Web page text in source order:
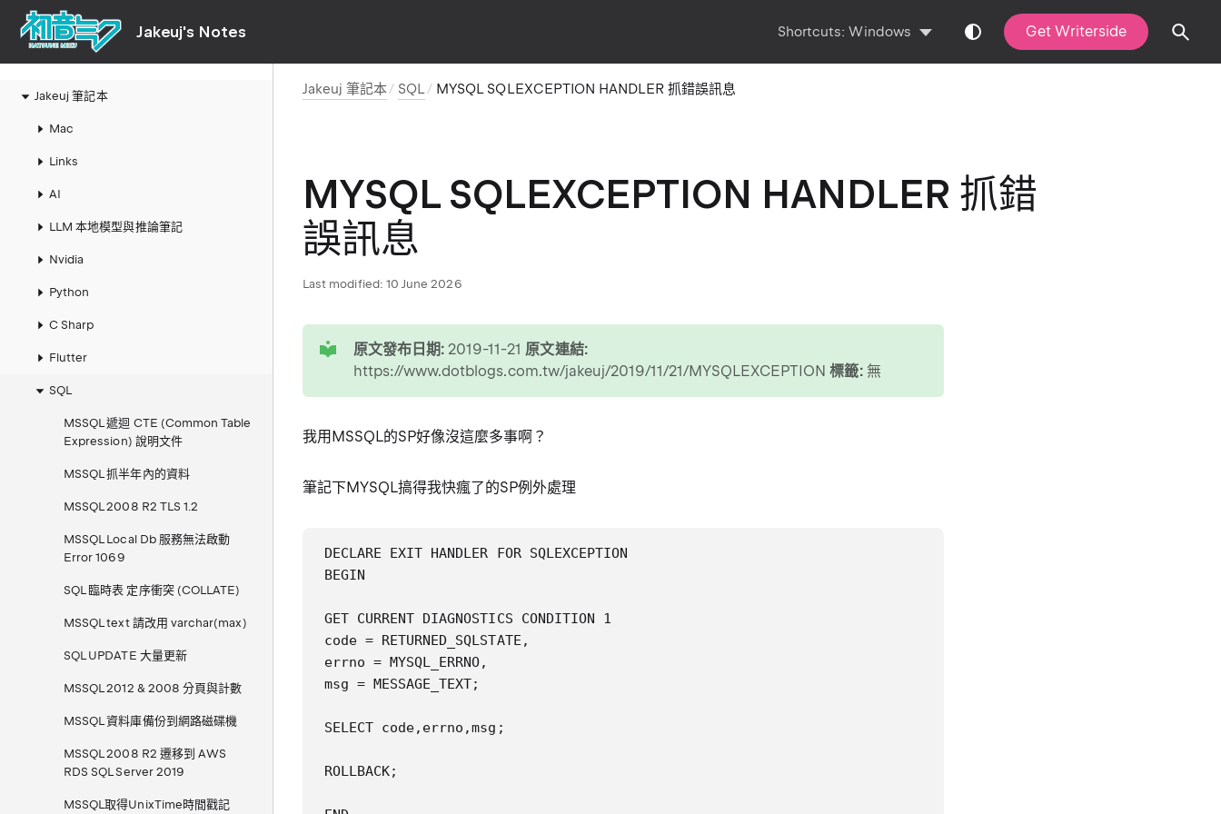
Jakeuj's Notes Shortcuts:Windows Get Writerside
Jakeuj 筆記本
Mac
Links
AI
LLM 本地模型與推論筆記
Nvidia
Python
C Sharp
Flutter
SQL
MSSQL 遞迴 CTE (Common Table
Expression) 說明文件
MSSQL 抓半年內的資料
MSSQL 2008 R2 TLS 1.2
MSSQL Local Db 服務無法啟動
Error 1069
SQL 臨時表 定序衝突 (COLLATE)
MSSQL text 請改用 varchar(max)
SQL UPDATE 大量更新
MSSQL 2012 & 2008 分頁與計數
MSSQL 資料庫備份到網路磁碟機
MSSQL 2008 R2 遷移到 AWS
RDS SQL Server 2019
MSSQL取得UnixTime時間戳記
Jakeuj 筆記本 SQL MYSQL SQLEXCEPTION HANDLER 抓錯誤訊息
MYSQL SQLEXCEPTION HANDLER 抓錯
誤訊息
Last modified: 10 June 2026
原文發布日期: 2019-11-21 原文連結:
https://www.dotblogs.com.tw/jakeuj/2019/11/21/MYSQLEXCEPTION標籤:無
我用MSSQL的SP好像沒這麼多事啊？
筆記下MYSQL搞得我快瘋了的SP例外處理
DECLARE EXIT HANDLER FOR SQLEXCEPTION
BEGIN
GET CURRENT DIAGNOSTICS CONDITION 1
code = RETURNED_SQLSTATE,
errno = MYSQL_ERRNO,
msg = MESSAGE_TEXT;
SELECT code,errno,msg;
ROLLBACK;